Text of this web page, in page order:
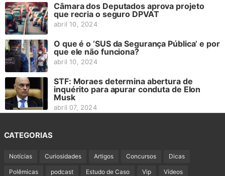
Câmara dos Deputados aprova projeto
que recria o seguro DPVAT
abril 10, 2024
O que é o ‘SUS da Segurança Pública’ e por
que ele não funciona?
abril 10, 2024
STF: Moraes determina abertura de
inquérito para apurar conduta de Elon
Musk
abril 07, 2024
CATEGORIAS
Notícias Curiosidades Artigos Concursos Dicas
Polêmicas podcast Estudo de Caso Vip Vídeos